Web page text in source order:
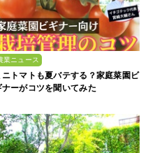
業ニュース
ニトマトも夏バテする？家庭菜園ビ
ナーがコツを聞いてみた